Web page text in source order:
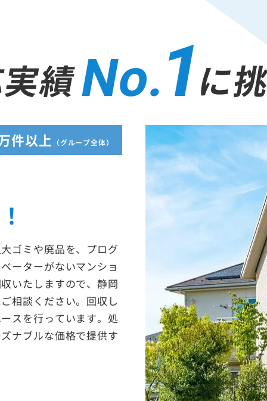
績No.1に
件以上 （グループ全体）
ゴミや廃品を、プログ
ーターがないマンショ
いたしますので、静岡
相談ください。回収し
スを行っています。処
ナブルな価格で提供す